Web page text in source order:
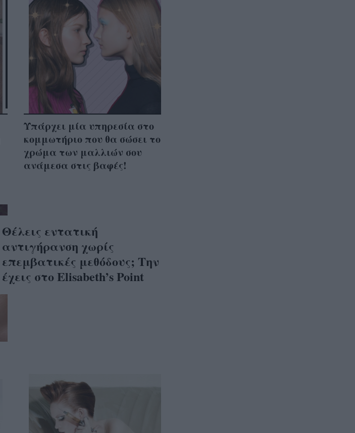
Υπάρχει μία υπηρεσία στο
κομμωτήριο που θα σώσει το
χρώμα των μαλλιών σου
ανάμεσα στις βαφές!
Θέλεις εντατική
αντιγήρανση χωρίς
επεμβατικές μεθόδους; Την
έχεις στο Elisabeth’s Point